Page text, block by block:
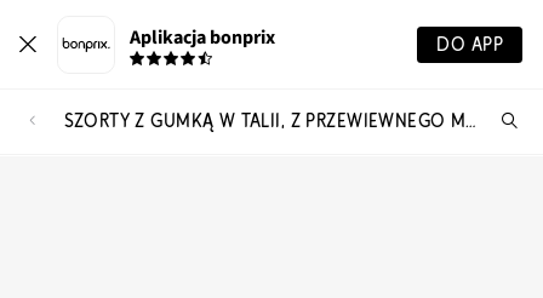
Aplikacja bonprix DO APP
SZORTY Z GUMKĄ W TALII, Z PRZEWIEWNEGO MUŚLINU